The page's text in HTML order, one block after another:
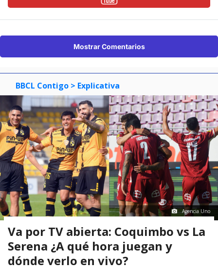
Mostrar Comentarios
BBCL Contigo > Explicativa
Agencia Uno
Va por TV abierta: Coquimbo vs La
Serena ¿A qué hora juegan y
dónde verlo en vivo?